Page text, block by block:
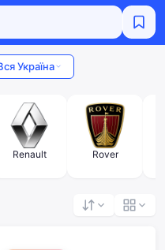
Україна
Renault Rover